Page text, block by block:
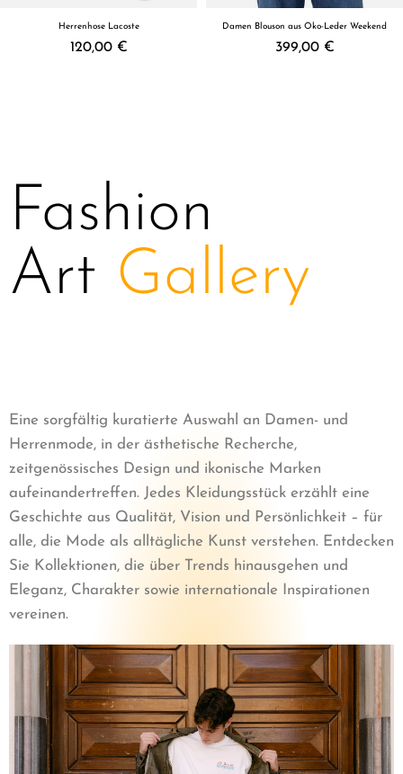
Herrenhose Lacoste
120,00 €
Damen Blouson aus Öko-Leder Weekend
399,00 €
Fashion
Art Gallery
Eine sorgfältig kuratierte Auswahl an Damen- und
Herrenmode, in der ästhetische Recherche,
zeitgenössisches Design und ikonische Marken
aufeinandertreffen. Jedes Kleidungsstück erzählt eine
Geschichte aus Qualität, Vision und Persönlichkeit – für
alle, die Mode als alltägliche Kunst verstehen. Entdecken
Sie Kollektionen, die über Trends hinausgehen und
Eleganz, Charakter sowie internationale Inspirationen
vereinen.